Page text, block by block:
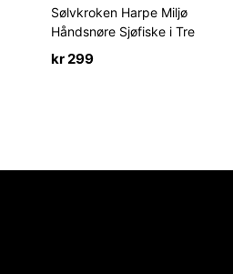
Sølvkroken Harpe Miljø
Håndsnøre Sjøfiske i Tre
kr 299